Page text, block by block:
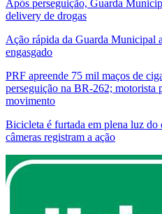
Após perseguição, Guarda
delivery de drogas
Ação rápida da Guarda Municipal
engasgado
PRF apreende 75 mil maços de
perseguição na BR-262; motorista
movimento
Bicicleta é furtada em plena luz
câmeras registram a ação